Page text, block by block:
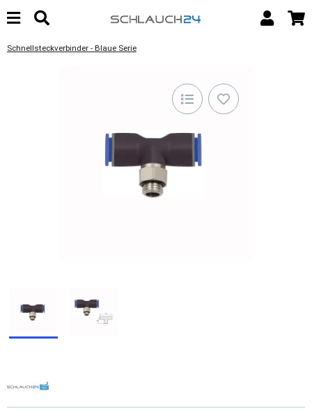
Schnellsteckverbinder - Blaue Serie